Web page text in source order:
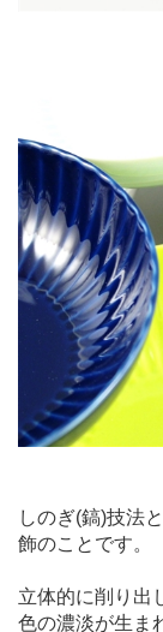
しのぎ(鎬)技法
飾のことです。
立体的に削り出
色の濃淡が生ま